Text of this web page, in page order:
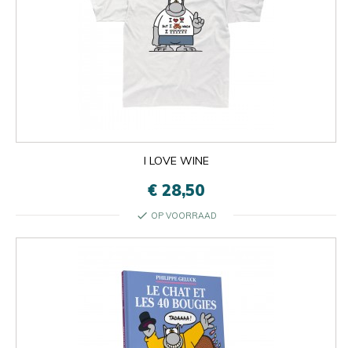
I LOVE WINE
€ 28,50
check OP VOORRAAD